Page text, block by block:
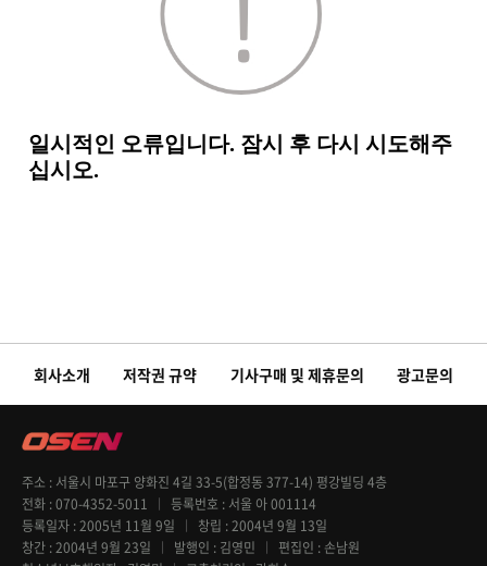
회사소개 저작권 규약 기사구매 및 제휴문의 광고문의
주소
서울시 마포구 양화진 4길 33-5(합정동 377-14) 평강빌딩 4층
전화 070-4352-5011 등록번호
서울 아 001114
등록일자 2005년 11월 9일 창립 2004년 9월 13일
창간 2004년 9월 23일 발행인 김영민 편집인
손남원